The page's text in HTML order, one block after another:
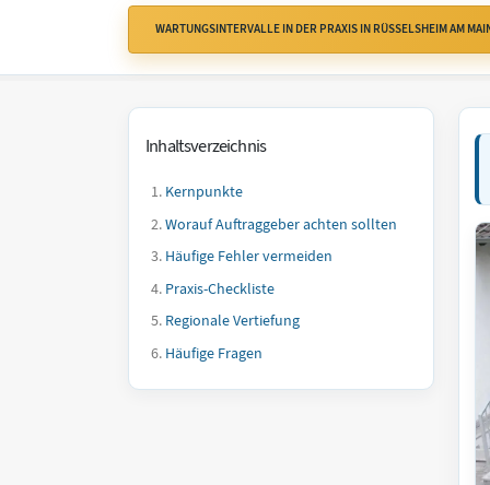
WARTUNGSINTERVALLE IN DER PRAXIS IN RÜSSELSHEIM AM
Inhaltsverzeichnis
Kernpunkte
Worauf Auftraggeber achten sollten
Häufige Fehler vermeiden
Praxis-Checkliste
Regionale Vertiefung
Häufige Fragen